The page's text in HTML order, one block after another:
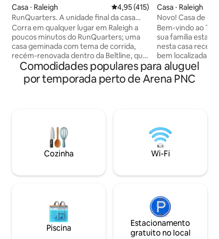
Casa ⋅ Raleigh 4,95 de uma avaliação média de
4,95 (415)
RunQuarters. A unidade final da casa
geminada fica perto de tudo
Corra em qualquer lugar em Raleigh a
poucos minutos do RunQuarters; uma
casa geminada com tema de corrida,
recém-renovada dentro da Beltline, que
fica a poucos minutos de tudo, desde o
Village District, Downtown, NC State,
Meredith, Peace, Umstead Park,
biblioteca de filmes em execução -
Keurig - Cafeteira / moedor -
Estacionamento gratuito -Lavadora /
Secadora - Entrada segura sem chave -
Casa ⋅ Raleigh
Novo! Casa de
quartos | Bar de
Bem-vindo ao
sua família
nesta casa
bem localizada. A
Estado da
de Exposições da
Arena PNC, do
casa renovada
café, pátio
relva cercado/
conectado à casa
Comodidades populares para aluguel
por temporada perto de Arena PNC
Cozinha Wi-Fi
Piscina
Estacionamento
gratuito no local